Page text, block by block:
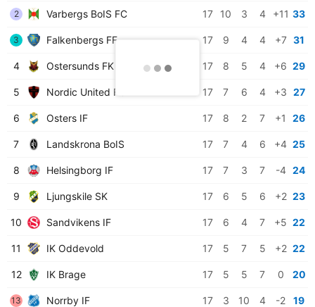
2 Varbergs BoIS FC 17 10 3 4 +11 33
3 Falkenbergs FF 17 9 4 4 +7 31
4 Ostersunds FK 17 8 5 4 +6 29
5 Nordic United FC 17 7 6 4 +3 27
6 Osters IF 17 8 2 7 +1 26
7 Landskrona BoIS 17 7 4 6 +4 25
8 Helsingborg IF 17 7 3 7 -4 24
9 Ljungskile SK 17 6 5 6 +2 23
10 Sandvikens IF 17 6 4 7 +5 22
11 IK Oddevold 17 5 7 5 +2 22
12 IK Brage 17 5 5 7 0 20
13 Norrby IF 17 3 10 4 -2 19